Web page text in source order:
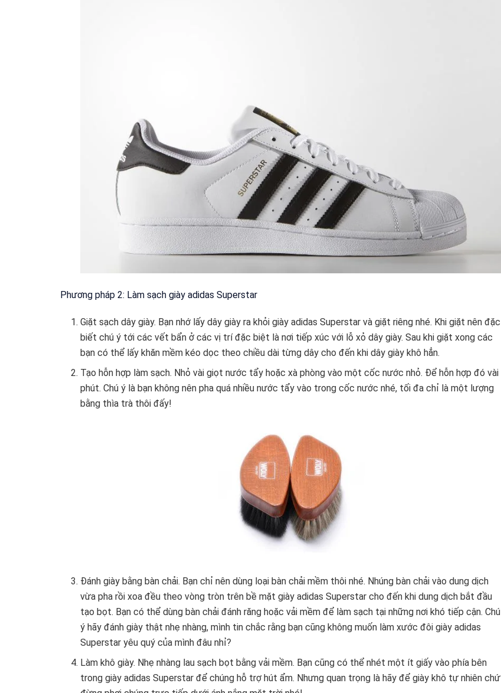
Phương pháp 2: Làm sạch giày adidas Superstar
Giặt sạch dây giày. Bạn nhớ lấy dây giày ra khỏi giày adidas Superstar và giặt riêng nhé. Khi giặt nên đặc
biết chú ý tới các vết bẩn ở các vị trí đặc biệt là nơi tiếp xúc với lỗ xỏ dây giày. Sau khi giặt xong các
bạn có thể lấy khăn mềm kéo dọc theo chiều dài từng dây cho đến khi dây giày khô hẳn.
Tạo hỗn hợp làm sạch. Nhỏ vài giọt nước tẩy hoặc xà phòng vào một cốc nước nhỏ. Để hỗn hợp đó vài
phút. Chú ý là bạn không nên pha quá nhiều nước tẩy vào trong cốc nước nhé, tối đa chỉ là một lượng
bằng thìa trà thôi đấy!
Đánh giày bằng bàn chải. Bạn chỉ nên dùng loại bàn chải mềm thôi nhé. Nhúng bàn chải vào dung dịch
vừa pha rồi xoa đều theo vòng tròn trên bề mặt giày adidas Superstar cho đến khi dung dịch bắt đầu
tạo bọt. Bạn có thể dùng bàn chải đánh răng hoặc vải mềm để làm sạch tại những nơi khó tiếp cận. Chú
ý hãy đánh giày thật nhẹ nhàng, mình tin chắc rằng bạn cũng không muốn làm xước đôi giày adidas
Superstar yêu quý của mình đâu nhỉ?
Làm khô giày. Nhẹ nhàng lau sạch bọt bằng vải mềm. Bạn cũng có thể nhét một ít giấy vào phía bên
trong giày adidas Superstar để chúng hỗ trợ hút ẩm. Nhưng quan trọng là hãy để giày khô tự nhiên chứ